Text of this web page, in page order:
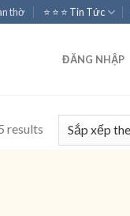
thờ ⭐️ ⭐️ ⭐️ Tin Tức
ĐĂNG NHẬP
results